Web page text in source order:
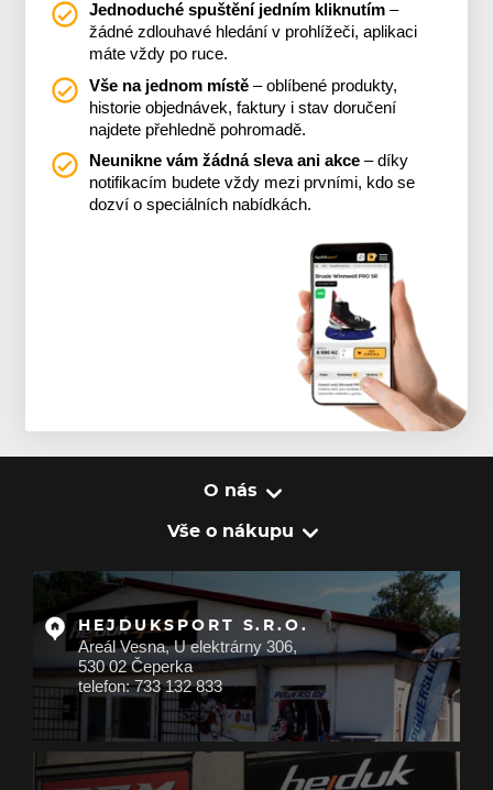
Jednoduché spuštění jedním kliknutím –
žádné zdlouhavé hledání v prohlížeči, aplikaci
máte vždy po ruce.
Vše na jednom místě – oblíbené produkty,
historie objednávek, faktury i stav doručení
najdete přehledně pohromadě.
Neunikne vám žádná sleva ani akce – díky
notifikacím budete vždy mezi prvními, kdo se
dozví o speciálních nabídkách.
O nás
Vše o nákupu
HEJDUKSPORT S.R.O.
Areál Vesna, U elektrárny 306,
530 02 Čeperka
telefon: 733 132 833